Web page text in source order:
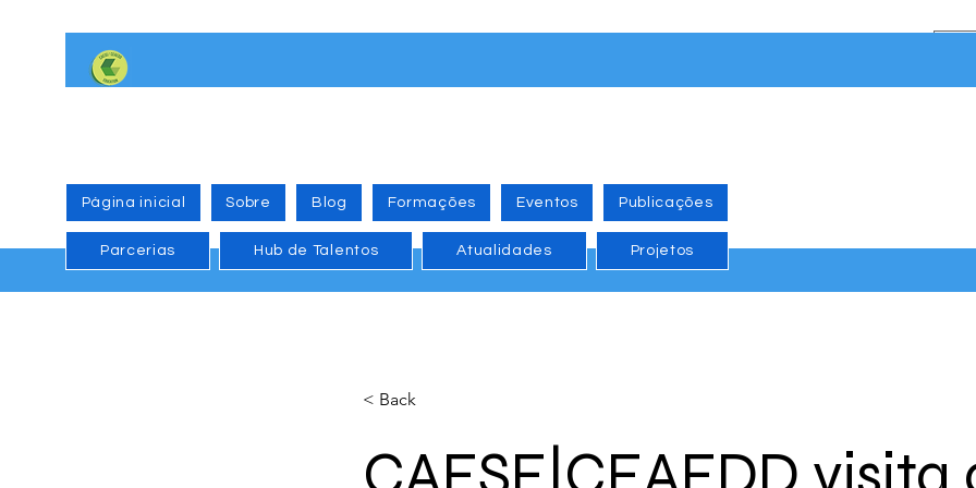
Página inicial Sobre Blog Formações Eventos Publicações
Parcerias Hub de Talentos Atualidades Projetos
< Back